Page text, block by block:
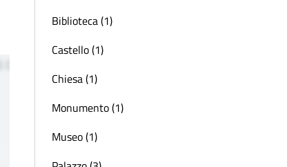
Biblioteca (1)
Castello (1)
Chiesa (1)
Monumento (1)
Museo (1)